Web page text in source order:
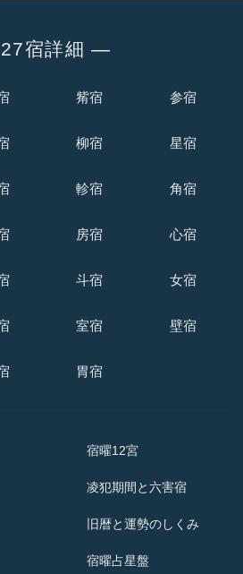
宿詳細 ―
觜宿 参宿
柳宿 星宿
軫宿 角宿
房宿 心宿
斗宿 女宿
室宿 壁宿
胃宿
宿曜12宮
凌犯期間と六害宿
旧暦と運勢のしくみ
宿曜占星盤